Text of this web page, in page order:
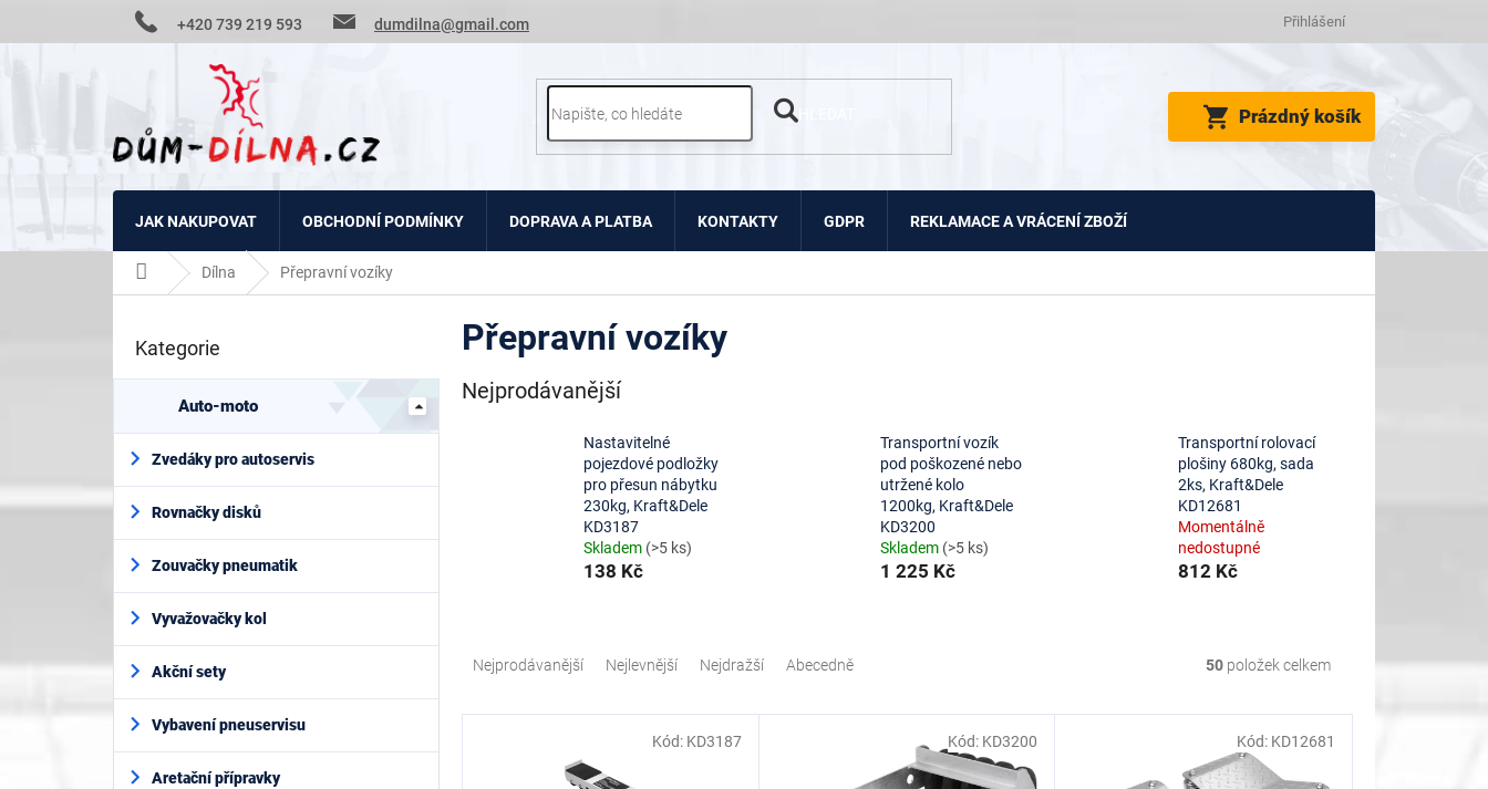
+420 739 219 593 dumdilna@gmail.com Přihlášení
NÁKUPNÍ
KOŠÍK
Prázdný košík
JAK NAKUPOVAT OBCHODNÍ PODMÍNKY DOPRAVA A PLATBA KONTAKTY GDPR REKLAMACE A VRÁCENÍ ZBOŽÍ
Domů Dílna Přepravní vozíky
t
a
í
e
Přeskočit
Kategorie
Auto-moto
Zvedáky pro autoservis
Rovnačky disků
Zouvačky pneumatik
Vyvažovačky kol
Akční sety
Vybavení pneuservisu
Aretační přípravky
Přepravní vozíky
Nejprodávanější
Nastavitelné
pojezdové podložky
pro přesun nábytku
230kg, Kraft&Dele
KD3187
Skladem (>5 ks)
138 Kč
Transportní vozík
pod poškozené nebo
utržené kolo
1200kg, Kraft&Dele
KD3200
Skladem (>5 ks)
1 225 Kč
Transportní rolovací
plošiny 680kg, sada
2ks, Kraft&Dele
KD12681
Momentálně
nedostupné
812 Kč
e
Nejprodávanější Nejlevnější Nejdražší Abecedně 50 položek celkem
Kód: KD3187 Kód: KD3200 Kód: KD12681